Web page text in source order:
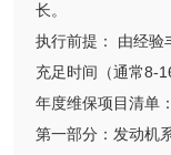
长。
执行前提： 由经验
充足时间（通常8-
年度维保项目清单：
第一部分：发动机